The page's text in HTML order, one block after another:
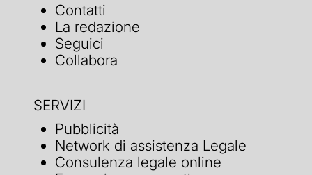
Contatti
La redazione
Seguici
Collabora
SERVIZI
Pubblicità
Network di assistenza Legale
Consulenza legale online